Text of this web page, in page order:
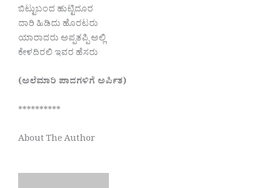
ಬಿಟ್ಟುಬಂದ ಹುಟ್ಟಿದೂರ
ದಾರಿ ಹಿಡಿದು ಹೊರಟರು
ಯಾರಾದರು ಅಪ್ಪತಪ್ಪಿ ಅಲ್ಲಿ
ಕೇಳದಿರಲಿ ಇವರ ಹೆಸರು
(ಅಲೆಮಾರಿ ಪಾದಗಳಿಗೆ ಅರ್ಪಿತ)
**********
About The Author